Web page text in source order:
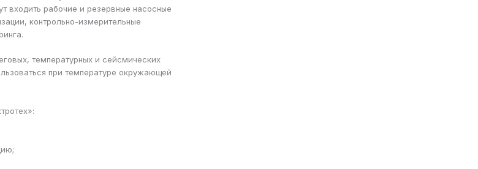
входить рабочие и резервные насосные
контрольно-измерительные
температурных и сейсмических
при температуре окружающей